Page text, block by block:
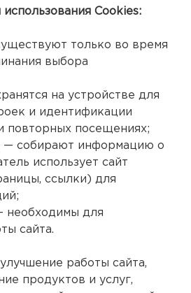
Cookies:
только во время
выбора
на устройстве для
и идентификации
повторных посещениях;
— собирают информацию о
использует сайт
ссылки) для
необходимы для
сайта.
улучшение работы сайта,
продуктов и услуг,